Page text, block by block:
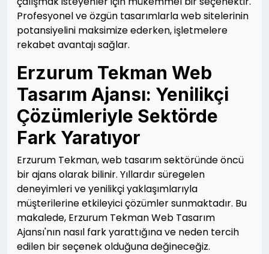
Profesyonel ve özgün tasarımlarla web sitelerinin
potansiyelini maksimize ederken, işletmelere
rekabet avantajı sağlar.
Erzurum Tekman Web
Tasarım Ajansı: Yenilikçi
Çözümleriyle Sektörde
Fark Yaratıyor
Erzurum Tekman, web tasarım sektöründe öncü
bir ajans olarak bilinir. Yıllardır süregelen
deneyimleri ve yenilikçi yaklaşımlarıyla
müşterilerine etkileyici çözümler sunmaktadır. Bu
makalede, Erzurum Tekman Web Tasarım
Ajansı'nın nasıl fark yarattığına ve neden tercih
edilen bir seçenek olduğuna değineceğiz.